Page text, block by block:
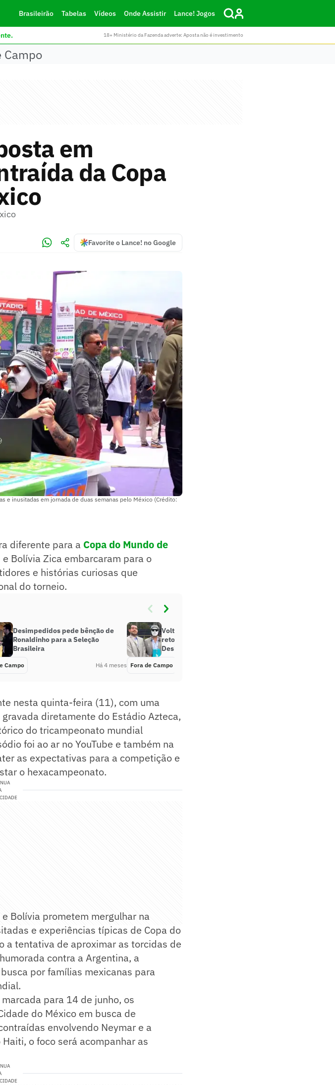
Brasileirão Tabelas Vídeos Onde Assistir Lance! Jogos
18+ Ministério da Fazenda adverte: Aposta não é investimento
Campo
em
da Copa
Favorite o Lance! no Google
e inusitadas em jornada de duas semanas pelo México (Crédito:
diferente para a Copa do Mundo de
Bolívia Zica embarcaram para o
e histórias curiosas que
do torneio.
Desimpedidos pede bênção de
Ronaldinho para a Seleção
Brasileira
Campo Há 4 meses
Volta de Chico e Bolívia promete
retorno de quadros ‘raízes’ do
Desimpedidos
Fora de Campo
nesta quinta-feira (11), com uma
gravada diretamente do Estádio Azteca,
do tricampeonato mundial
foi ao ar no YouTube e também na
as expectativas para a competição e
o hexacampeonato.
Bolívia prometem mergulhar na
e experiências típicas de Copa do
a tentativa de aproximar as torcidas de
contra a Argentina, a
por famílias mexicanas para
para 14 de junho, os
do México em busca de
envolvendo Neymar e a
o foco será acompanhar as